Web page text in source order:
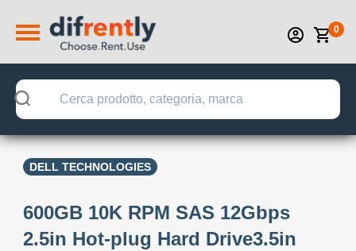
0
DELL TECHNOLOGIES
600GB 10K RPM SAS 12Gbps
2.5in Hot-plug Hard Drive3.5in